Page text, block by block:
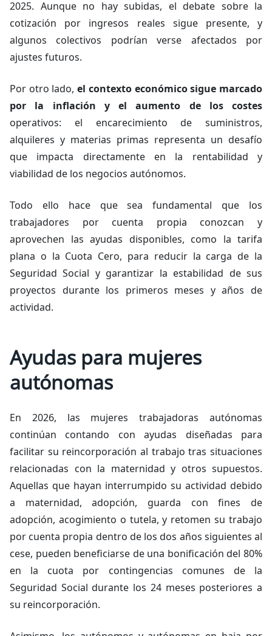
2025. Aunque no hay subidas, el debate sobre la
cotización por ingresos reales sigue presente, y
algunos colectivos podrían verse afectados por
ajustes futuros.
Por otro lado,el contexto económico sigue marcado
por la inflación y el aumento de los costes
operativos: el encarecimiento de suministros,
alquileres y materias primas representa un desafío
que impacta directamente en la rentabilidad y
viabilidad de los negocios autónomos.
Todo ello hace que sea fundamental que los
trabajadores por cuenta propia conozcan y
aprovechen las ayudas disponibles, como la tarifa
plana o la Cuota Cero, para reducir la carga de la
Seguridad Social y garantizar la estabilidad de sus
proyectos durante los primeros meses y años de
actividad.
Ayudas para mujeres
autónomas
En 2026, las mujeres trabajadoras autónomas
continúan contando con ayudas diseñadas para
facilitar su reincorporación al trabajo tras situaciones
relacionadas con la maternidad y otros supuestos.
Aquellas que hayan interrumpido su actividad debido
a maternidad, adopción, guarda con fines de
adopción, acogimiento o tutela, y retomen su trabajo
por cuenta propia dentro de los dos años siguientes al
cese, pueden beneficiarse de una bonificación del 80%
en la cuota por contingencias comunes de la
Seguridad Social durante los 24 meses posteriores a
su reincorporación.